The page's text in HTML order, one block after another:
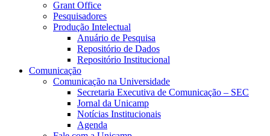
Grant Office
Pesquisadores
Produção Intelectual
Anuário de Pesquisa
Repositório de Dados
Repositório Institucional
Comunicação
Comunicação na Universidade
Secretaria Executiva de Comunicação – SEC
Jornal da Unicamp
Notícias Institucionais
Agenda